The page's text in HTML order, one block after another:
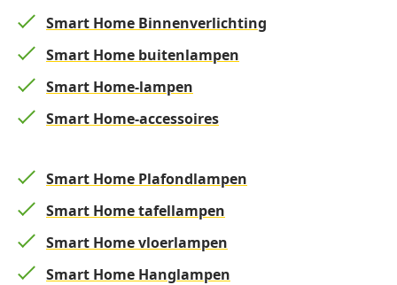
Smart Home Binnenverlichting
Smart Home buitenlampen
Smart Home-lampen
Smart Home-accessoires
Smart Home Plafondlampen
Smart Home tafellampen
Smart Home vloerlampen
Smart Home Hanglampen